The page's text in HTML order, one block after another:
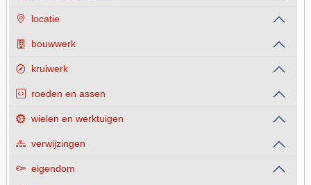
locatie
bouwwerk
kruiwerk
roeden en assen
wielen en werktuigen
verwijzingen
eigendom